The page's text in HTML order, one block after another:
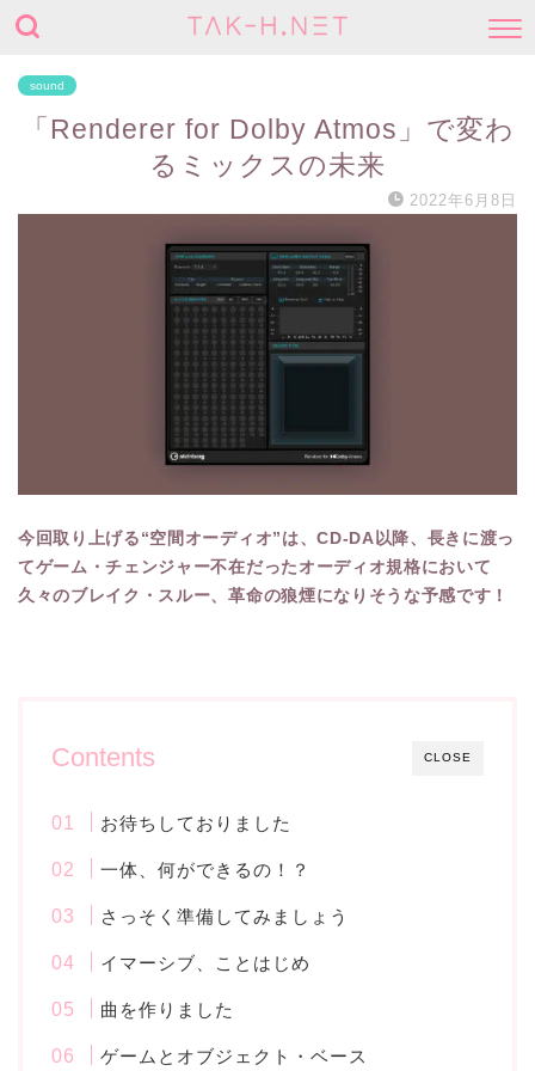
sound
「Renderer for Dolby Atmos」で変わ
るミックスの未来
2022年6月8日
今回取り上げる“空間オーディオ”は、CD-DA以降、長きに渡っ
てゲーム・チェンジャー不在だったオーディオ規格において
久々のブレイク・スルー、革命の狼煙になりそうな予感です！
CLOSE
Contents
お待ちしておりました
一体、何ができるの！？
さっそく準備してみましょう
イマーシブ、ことはじめ
曲を作りました
ゲームとオブジェクト・ベース